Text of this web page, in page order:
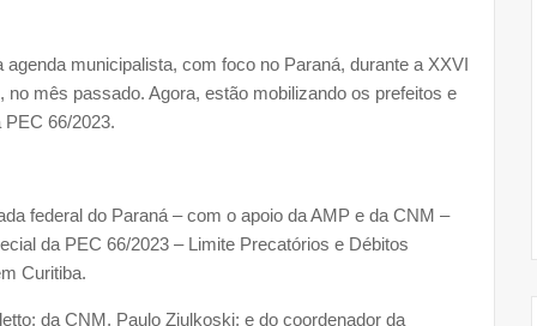
municipalista, com foco no Paraná, durante a XXVI
mês passado. Agora, estão mobilizando os prefeitos e
66/2023.
federal do Paraná – com o apoio da AMP e da CNM –
da PEC 66/2023 – Limite Precatórios e Débitos
Curitiba.
da CNM, Paulo Ziulkoski; e do coordenador da